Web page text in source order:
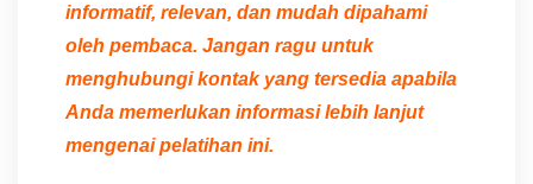
informatif, relevan, dan mudah dipahami
oleh pembaca. Jangan ragu untuk
menghubungi kontak yang tersedia apabila
Anda memerlukan informasi lebih lanjut
mengenai pelatihan ini.